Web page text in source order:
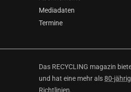
Mediadaten
Termine
Das RECYCLING magazin
und hat eine mehr als80-
Richtlinien.